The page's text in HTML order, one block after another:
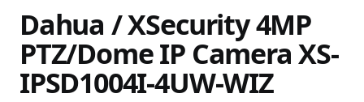
Dahua / XSecurity 4MP
PTZ/Dome IP Camera XS-
IPSD1004I-4UW-WIZ